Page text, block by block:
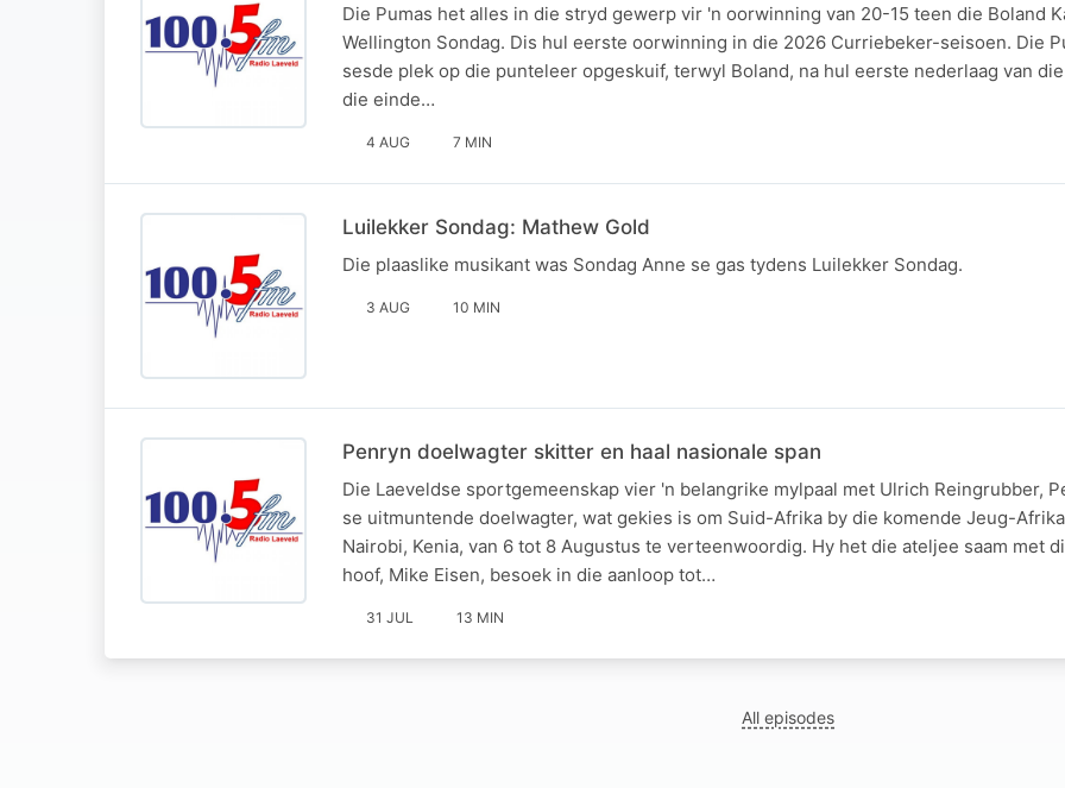
Die Pumas het alles in die stryd gewerp vir 'n oorwinning van 20-15 teen die Boland
Wellington Sondag. Dis hul eerste oorwinning in die 2026 Curriebeker-seisoen. Die
sesde plek op die punteleer opgeskuif, terwyl Boland, na hul eerste nederlaag van
die einde…
4 AUG 7 MIN
Luilekker Sondag: Mathew Gold
Die plaaslike musikant was Sondag Anne se gas tydens Luilekker Sondag.
3 AUG 10 MIN
Penryn doelwagter skitter en haal nasionale span
Die Laeveldse sportgemeenskap vier 'n belangrike mylpaal met Ulrich Reingrubber,
se uitmuntende doelwagter, wat gekies is om Suid-Afrika by die komende Jeug-
Nairobi, Kenia, van 6 tot 8 Augustus te verteenwoordig. Hy het die ateljee saam met
hoof, Mike Eisen, besoek in die aanloop tot…
31 JUL 13 MIN
All episodes